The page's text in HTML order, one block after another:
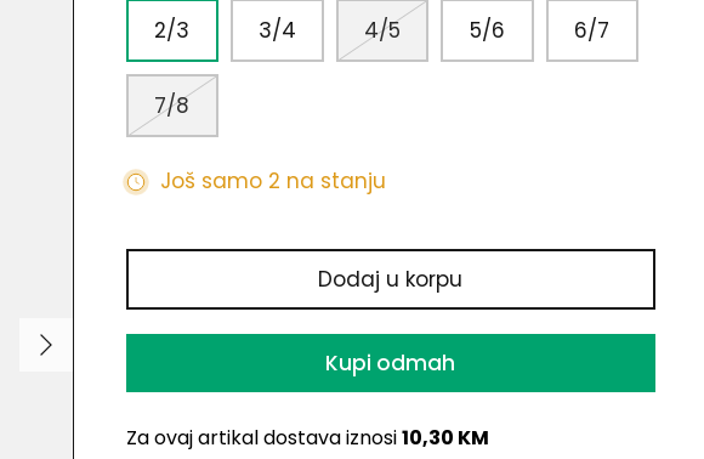
2/3
3/4 4/5 5/6 6/7
7/8
Još samo 2 na stanju
Dodaj u korpu
Kupi odmah
Za ovaj artikal dostava iznosi10,30 KM